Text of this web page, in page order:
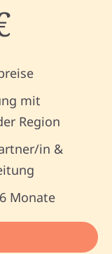
mit
Region
in &
Monate